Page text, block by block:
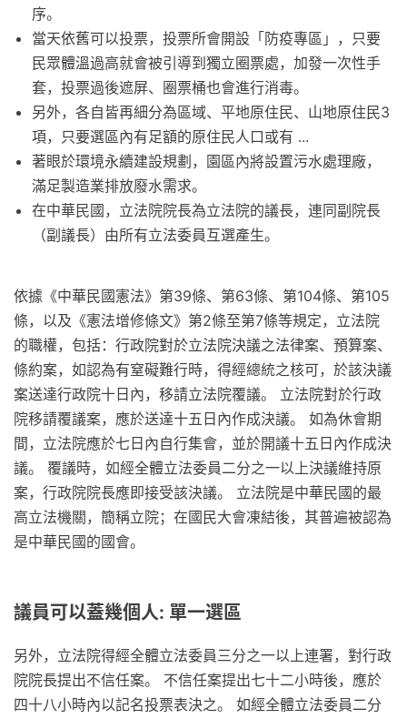
序。
當天依舊可以投票，投票所會開設「防疫專區」，只要
民眾體溫過高就會被引導到獨立圈票處，加發一次性手
套，投票過後遮屏、圈票桶也會進行消毒。
另外，各自皆再細分為區域、平地原住民、山地原住民3
項，只要選區內有足額的原住民人口或有 ...
著眼於環境永續建設規劃，園區內將設置污水處理廠，
滿足製造業排放廢水需求。
在中華民國，立法院院長為立法院的議長，連同副院長
（副議長）由所有立法委員互選產生。
依據《中華民國憲法》第39條、第63條、第104條、第105
條，以及《憲法增修條文》第2條至第7條等規定，立法院
的職權，包括：行政院對於立法院決議之法律案、預算案、
條約案，如認為有窒礙難行時，得經總統之核可，於該決議
案送達行政院十日內，移請立法院覆議。 立法院對於行政
院移請覆議案，應於送達十五日內作成決議。 如為休會期
間，立法院應於七日內自行集會，並於開議十五日內作成決
議。 覆議時，如經全體立法委員二分之一以上決議維持原
案，行政院院長應即接受該決議。 立法院是中華民國的最
高立法機關，簡稱立院；在國民大會凍結後，其普遍被認為
是中華民國的國會。
議員可以蓋幾個人: 單一選區
另外，立法院得經全體立法委員三分之一以上連署，對行政
院院長提出不信任案。 不信任案提出七十二小時後，應於
四十八小時內以記名投票表決之。 如經全體立法委員二分